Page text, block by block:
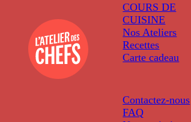
COURS DE
CUISINE
Nos Ateliers
Recettes
Carte cadeau
Contactez-nous
FAQ